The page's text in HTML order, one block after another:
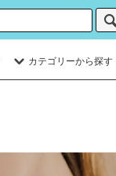
カテゴリーから探す